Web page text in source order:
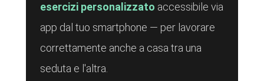
esercizi personalizzato accessibile via
app dal tuo smartphone — per lavorare
correttamente anche a casa tra una
seduta e l'altra.